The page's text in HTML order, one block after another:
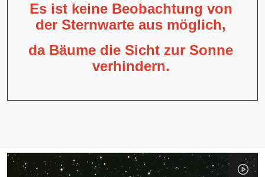
Es ist keine Beobachtung von
der Sternwarte aus möglich,
da Bäume die Sicht zur Sonne
verhindern.